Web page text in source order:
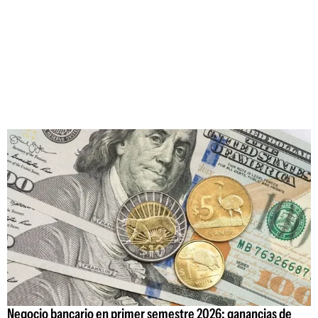
Negocio bancario en primer semestre 2026: ganancias de